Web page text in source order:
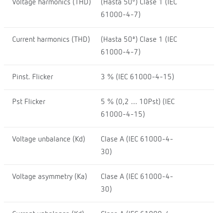
Voltage harmonics (THD)
(Hasta 50º) Clase 1 (IEC
61000-4-7)
Current harmonics (THD)
(Hasta 50ª) Clase 1 (IEC
61000-4-7)
Pinst. Flicker 3 % (IEC 61000-4-15)
Pst Flicker
5 % (0,2 … 10Pst) (IEC
61000-4-15)
Voltage unbalance (Kd)
Clase A (IEC 61000-4-
30)
Voltage asymmetry (Ka)
Clase A (IEC 61000-4-
30)